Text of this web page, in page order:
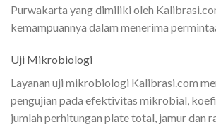
Purwakarta yang dimiliki oleh
kemampuannya dalam menerima
Uji Mikrobiologi
Layanan uji mikrobiologi Kalibrasi.com
pengujian pada efektivitas mikrobial,
jumlah perhitungan plate total, jamur dan